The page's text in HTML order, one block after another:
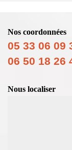
Nos coordonnées
05 33 06 09
06 50 18 26
Nous localiser